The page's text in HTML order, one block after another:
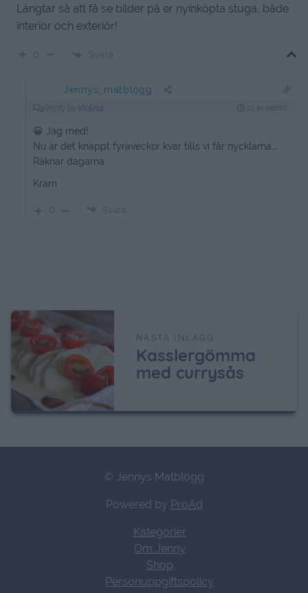
Längtar så att få se bilder på er nyinköpta stuga, både
interiör och exteriör!
0 Svara
Jennys_matblogg
Violina
😀 Jag med!
Nu är det knappt fyraveckor kvar tills vi får nycklarna….
Räknar dagarna
Kram
0 Svara
NÄSTA INLÄGG
Kasslergömma
med currysås
© Jennys Matblogg
Powered by ProAd
Kategorier
Om Jenny
Shop
Personuppgiftspolicy